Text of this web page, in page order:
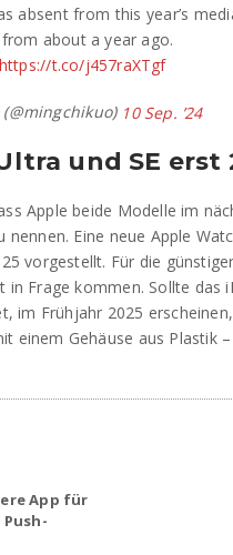
absent from this year’s
about a year ago.
https://t.co/j457raXTgf
10 Sep. ’24
und SE erst
Apple beide Modelle im
Eine neue Apple
vorgestellt. Für die
Frage kommen. Sollte das
im Frühjahr 2025
einem Gehäuse aus Plastik
App für